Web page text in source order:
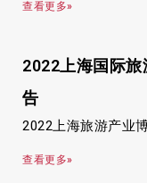
查看更多»
2022上海国际
告
2022上海旅游产业
查看更多»